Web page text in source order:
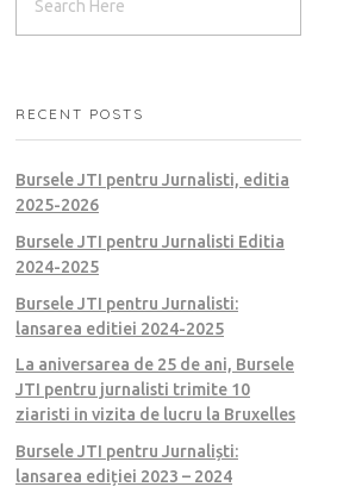
RECENT POSTS
Bursele JTI pentru Jurnalisti, editia
2025-2026
Bursele JTI pentru Jurnalisti Editia
2024-2025
Bursele JTI pentru Jurnalisti:
lansarea editiei 2024-2025
La aniversarea de 25 de ani, Bursele
JTI pentru jurnalisti trimite 10
ziaristi in vizita de lucru la Bruxelles
Bursele JTI pentru Jurnaliști:
lansarea ediției 2023 – 2024